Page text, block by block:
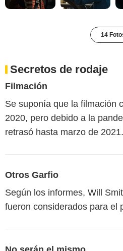
14
Secretos de rodaje
Filmación
Se suponía que la filmación
2020, pero debido a la
retrasó hasta marzo de 2021.
Otros Garfio
Según los informes, Will
fueron considerados para el